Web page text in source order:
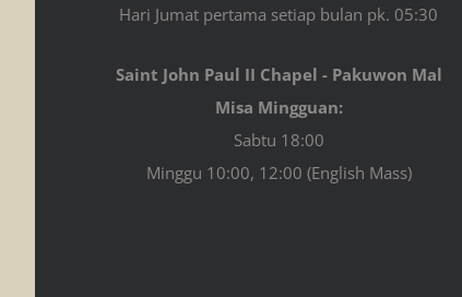
Hari Jumat pertama setiap bulan pk. 05:30
Saint John Paul II Chapel - Pakuwon Mal
Misa Mingguan:
Sabtu 18:00
Minggu 10:00, 12:00 (English Mass)